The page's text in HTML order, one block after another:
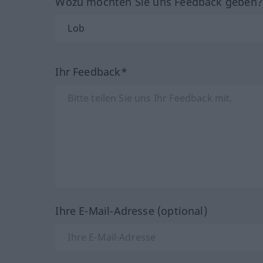
Ihr Feedback*
Ihre E-Mail-Adresse (optional)